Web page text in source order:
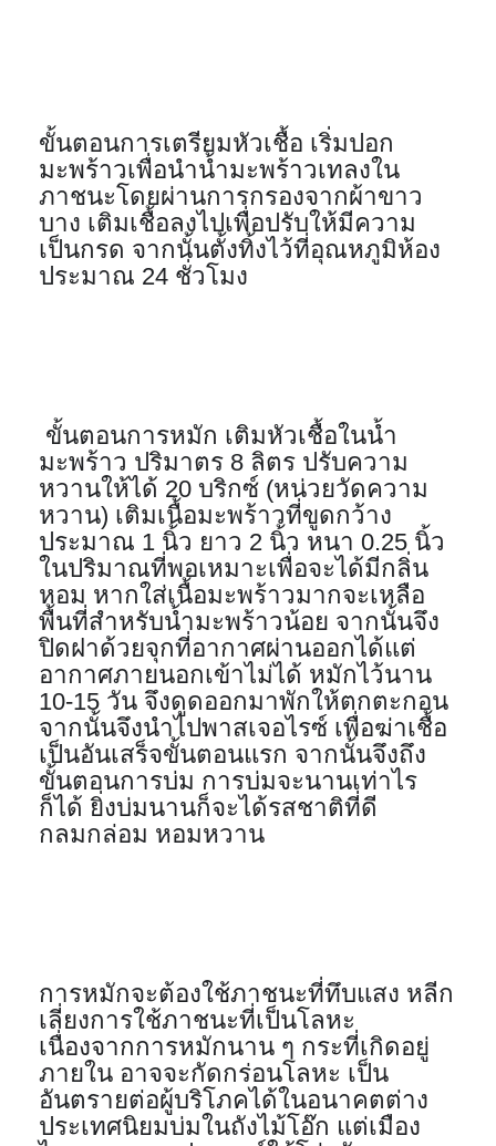
ขั้นตอนการเตรียมหัวเชื้อ เริ่มปอก
มะพร้าวเพื่อนำน้ำมะพร้าวเทลงใน
ภาชนะโดยผ่านการกรองจากผ้าขาว
บาง เติมเชื้อลงไปเพื่อปรับให้มีความ
เป็นกรด จากนั้นตั้งทิ้งไว้ที่อุณหภูมิห้อง
ประมาณ 24 ชั่วโมง
มะพร้าว ปริมาตร 8 ลิตร ปรับความ
หวานให้ได้ 20 บริกซ์ (หน่วยวัดความ
หวาน) เติมเนื้อมะพร้าวที่ขูดกว้าง
ประมาณ 1 นิ้ว ยาว 2 นิ้ว หนา 0.25 นิ้ว
ในปริมาณที่พอเหมาะเพื่อจะได้มีกลิ่น
หอม หากใส่เนื้อมะพร้าวมากจะเหลือ
พื้นที่สำหรับน้ำมะพร้าวน้อย จากนั้นจึง
ปิดฝาด้วยจุกที่อากาศผ่านออกได้แต่
อากาศภายนอกเข้าไม่ได้ หมักไว้นาน
10-15 วัน จึงดูดออกมาพักให้ตกตะกอน
จากนั้นจึงนำไปพาสเจอไรซ์ เพื่อฆ่าเชื้อ
เป็นอันเสร็จขั้นตอนแรก จากนั้นจึงถึง
ขั้นตอนการบ่ม การบ่มจะนานเท่าไร
ก็ได้ ยิ่งบ่มนานก็จะได้รสชาติที่ดี
กลมกล่อม หอมหวาน
การหมักจะต้องใช้ภาชนะที่ทึบแสง หลีก
เลี่ยงการใช้ภาชนะที่เป็นโลหะ
เนื่องจากการหมักนาน ๆ กระที่เกิดอยู่
ภายใน อาจจะกัดกร่อนโลหะ เป็น
อันตรายต่อผู้บริโภคได้ในอนาคตต่าง
ประเทศนิยมบ่มในถังไม้โอ๊ก แต่เมือง